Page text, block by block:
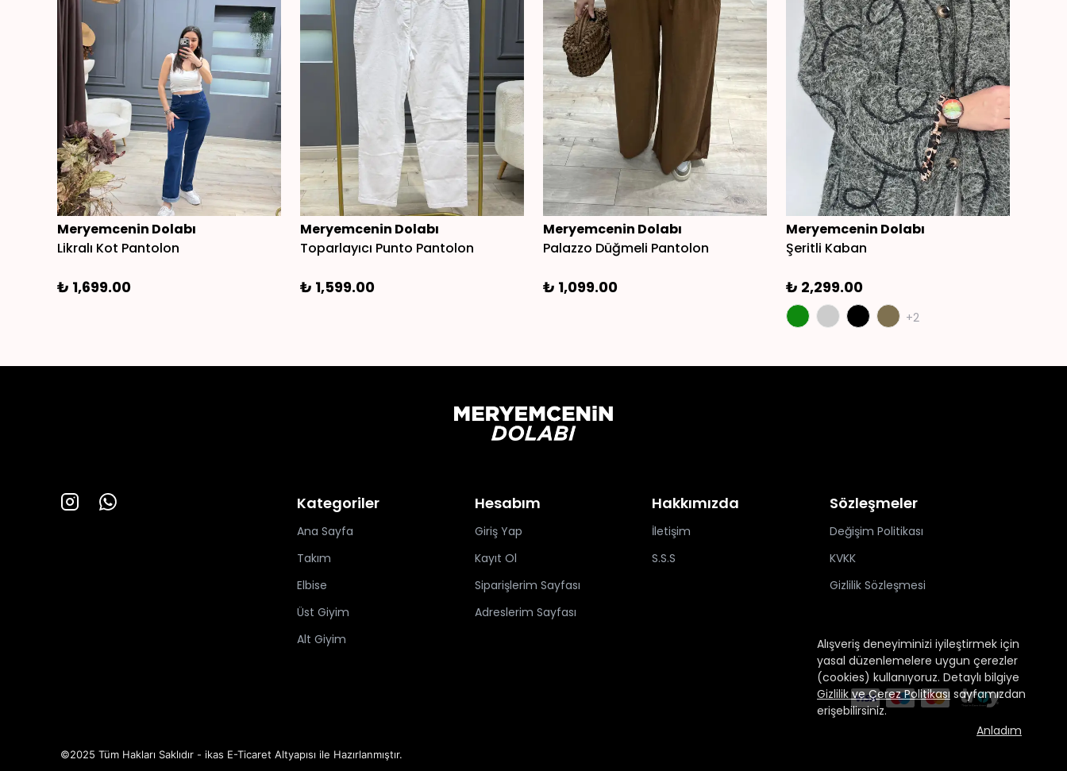
Alışveriş deneyiminizi iyileştirmek için
yasal düzenlemelere uygun çerezler
(cookies) kullanıyoruz. Detaylı bilgiye
Gizlilik ve Çerez Politikası sayfamızdan
erişebilirsiniz.
Anladım
Meryemcenin Dolabı
Likralı Kot Pantolon
₺ 1,699.00
Meryemcenin Dolabı
Toparlayıcı Punto Pantolon
₺ 1,599.00
Meryemcenin Dolabı
Palazzo Düğmeli Pantolon
₺ 1,099.00
Meryemcenin Dolabı
Şeritli Kaban
₺ 2,299.00
+2
Kategoriler
Ana Sayfa
Takım
Elbise
Üst Giyim
Alt Giyim
Hesabım
Giriş Yap
Kayıt Ol
Siparişlerim Sayfası
Adreslerim Sayfası
Hakkımızda
İletişim
S.S.S
Sözleşmeler
Değişim Politikası
KVKK
Gizlilik Sözleşmesi
©2025 Tüm Hakları Saklıdır - ikas E-Ticaret Altyapısı ile Hazırlanmıştır.